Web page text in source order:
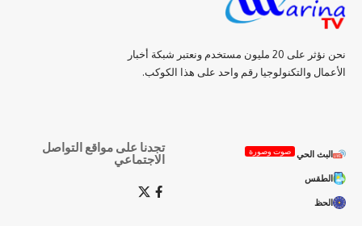
نحن نؤثر على 20 مليون مستخدم ونعتبر شبكة أخبار
الأعمال والتكنولوجيا رقم واحد على هذا الكوكب.
البث الحي صوت وصورة
الطقس
الحظ
تجدنا على مواقع التواصل
الاجتماعي